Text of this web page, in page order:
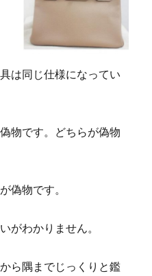
は同じ仕様になってい
物です。どちらが偽物
偽物です。
がわかりません。
ら隅までじっくりと鑑